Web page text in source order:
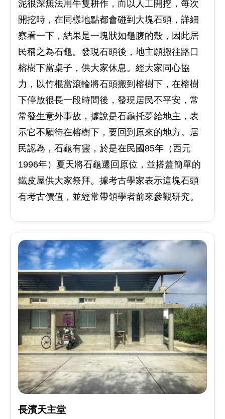
泥很深無法用牛隻耕作，而以人工開挖，每次
開挖時，在同樣地點都會碰到大塊石頭，詳細
察看一下，結果是一塊狀如龜腹的殼，因此居
民稱之為石龜。發現石頭後，地主願搬往路口
榕樹下當桌子，供大家休息。經大家同心協
力，以竹棍當滾輪將石頭搬到榕樹下，在榕樹
下停放很長一段時間後，發現居民不平安，常
常發生意外事故，據說是石龜托夢給地主，表
示它不願待在榕樹下，要回到原來的地方。居
民認為，石龜有靈，於是在民國85年（西元
1996年）夏天將石龜遷回原位，並搭蓋簡單的
鐵皮屋供大家祭拜。據考古學家表示這塊石頭
有考古價值，並經常帶領學者前來參觀研究。
長濱天主堂